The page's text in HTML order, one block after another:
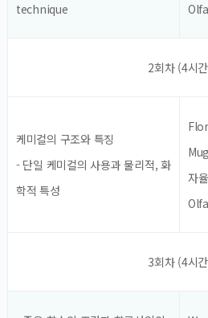
technique
2회차 (4시
케미컬의 구조와 특징
- 단일 케미컬의 사용과 물리적, 화
학적 특성
자
3회차 (4시